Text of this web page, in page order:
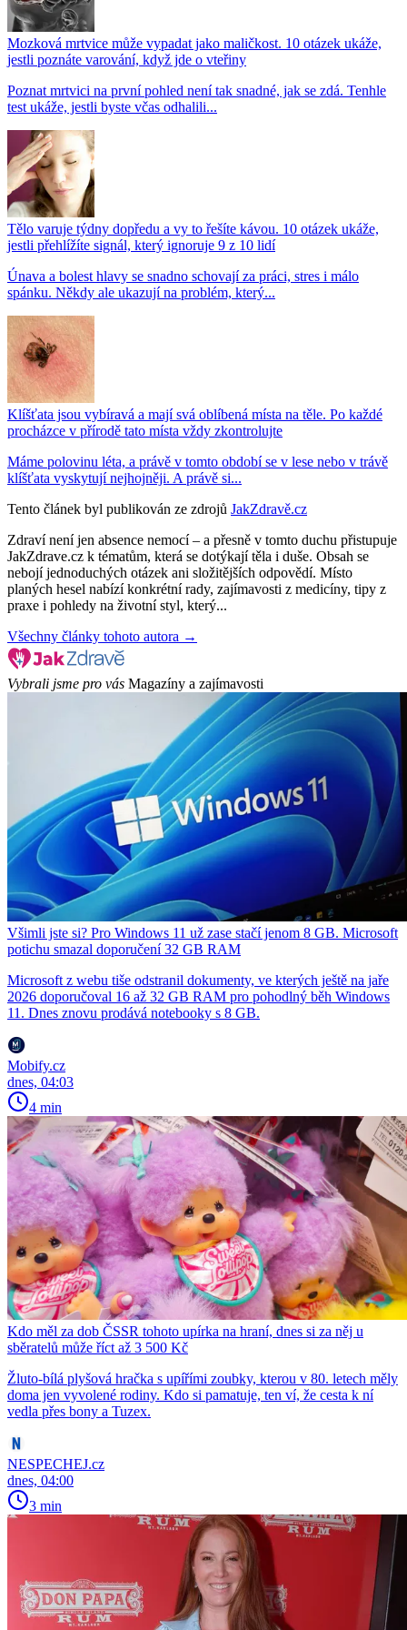
Mozková mrtvice může vypadat jako maličkost. 10 otázek ukáže,
jestli poznáte varování, když jde o vteřiny
Poznat mrtvici na první pohled není tak snadné, jak se zdá. Tenhle
test ukáže, jestli byste včas odhalili...
Tělo varuje týdny dopředu a vy to řešíte kávou. 10 otázek ukáže,
jestli přehlížíte signál, který ignoruje 9 z 10 lidí
Únava a bolest hlavy se snadno schovají za práci, stres i málo
spánku. Někdy ale ukazují na problém, který...
Klíšťata jsou vybíravá a mají svá oblíbená místa na těle. Po každé
procházce v přírodě tato místa vždy zkontrolujte
Máme polovinu léta, a právě v tomto období se v lese nebo v trávě
klíšťata vyskytují nejhojněji. A právě si...
Tento článek byl publikován ze zdrojů JakZdravě.cz
Zdraví není jen absence nemocí – a přesně v tomto duchu přistupuje
JakZdrave.cz k tématům, která se dotýkají těla i duše. Obsah se
nebojí jednoduchých otázek ani složitějších odpovědí. Místo
planých hesel nabízí konkrétní rady, zajímavosti z medicíny, tipy z
praxe i pohledy na životní styl, který...
Všechny články tohoto autora →
Vybrali jsme pro vás Magazíny a zajímavosti
Všimli jste si? Pro Windows 11 už zase stačí jenom 8 GB. Microsoft
potichu smazal doporučení 32 GB RAM
Microsoft z webu tiše odstranil dokumenty, ve kterých ještě na jaře
2026 doporučoval 16 až 32 GB RAM pro pohodlný běh Windows
11. Dnes znovu prodává notebooky s 8 GB.
Mobify.cz
dnes, 04:03
4 min
Kdo měl za dob ČSSR tohoto upírka na hraní, dnes si za něj u
sběratelů může říct až 3 500 Kč
Žluto-bílá plyšová hračka s upířími zoubky, kterou v 80. letech měly
doma jen vyvolené rodiny. Kdo si pamatuje, ten ví, že cesta k ní
vedla přes bony a Tuzex.
NESPECHEJ.cz
dnes, 04:00
3 min